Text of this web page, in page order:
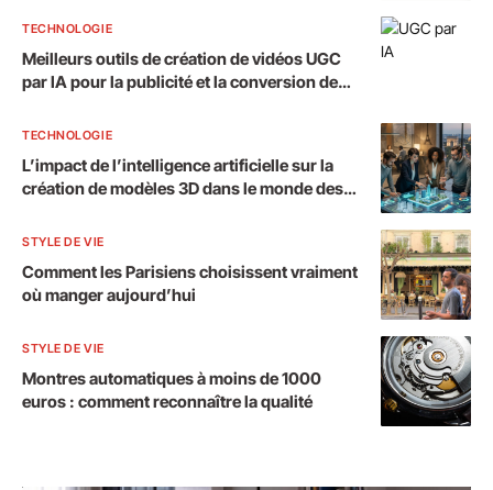
TECHNOLOGIE
Meilleurs outils de création de vidéos UGC
par IA pour la publicité et la conversion de
TECHNOLOGIE
L’impact de l’intelligence artificielle sur la
création de modèles 3D dans le monde des
STYLE DE VIE
Comment les Parisiens choisissent vraiment
où manger aujourd’hui
STYLE DE VIE
Montres automatiques à moins de 1000
euros : comment reconnaître la qualité